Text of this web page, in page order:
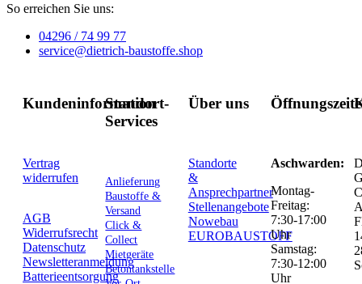
So erreichen Sie uns:
04296 / 74 99 77
service@dietrich-baustoffe.shop
Kundeninformation
Vertrag
widerrufen
AGB
Widerrufsrecht
Datenschutz
Newsletteranmeldung
Batterieentsorgung
Standort-
Services
Anlieferung
Baustoffe &
Versand
Click &
Collect
Mietgeräte
Betontankstelle
Über uns
Standorte
&
Ansprechpartner
Stellenangebote
Nowebau
EUROBAUSTOFF
Aschwarden:
Montag-
Freitag:
7:30-17:00
Uhr
Samstag:
7:30-12:00
Uhr